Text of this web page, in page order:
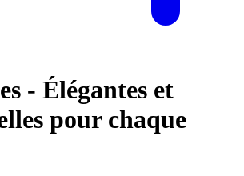
- Élégantes et
pour chaque